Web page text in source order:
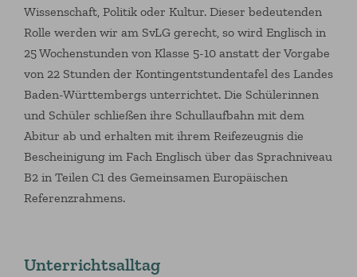
Wissenschaft, Politik oder Kultur. Dieser bedeutenden
Rolle werden wir am SvLG gerecht, so wird Englisch in
25 Wochenstunden von Klasse 5-10 anstatt der Vorgabe
von 22 Stunden der Kontingentstundentafel des Landes
Baden-Württembergs unterrichtet. Die Schülerinnen
und Schüler schließen ihre Schullaufbahn mit dem
Abitur ab und erhalten mit ihrem Reifezeugnis die
Bescheinigung im Fach Englisch über das Sprachniveau
B2 in Teilen C1 des Gemeinsamen Europäischen
Referenzrahmens.
Unterrichtsalltag